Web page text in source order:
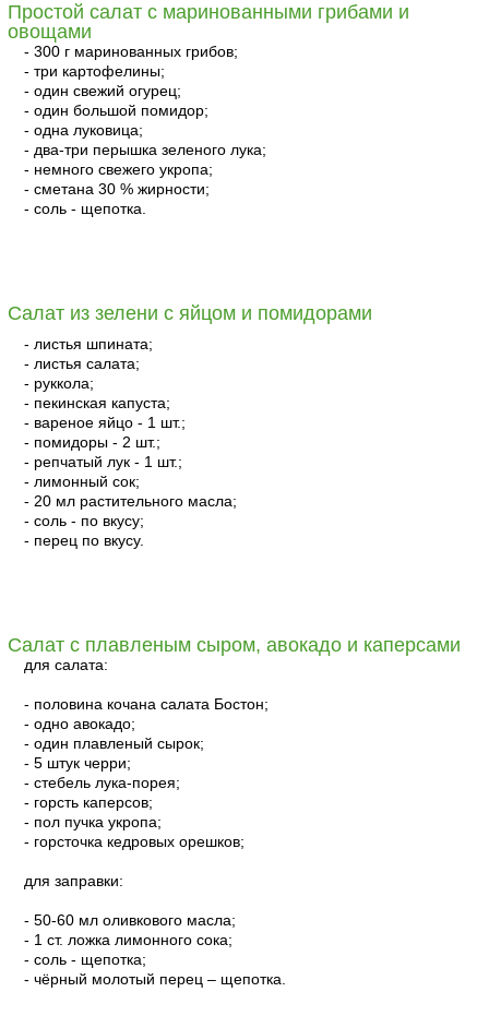
Простой салат с маринованными грибами и
овощами
- 300 г маринованных грибов;
- три картофелины;
- один свежий огурец;
- один большой помидор;
- одна луковица;
- два-три перышка зеленого лука;
- немного свежего укропа;
- сметана 30 % жирности;
- соль - щепотка.
Салат из зелени с яйцом и помидорами
- листья шпината;
- листья салата;
- руккола;
- пекинская капуста;
- вареное яйцо - 1 шт.;
- помидоры - 2 шт.;
- репчатый лук - 1 шт.;
- лимонный сок;
- 20 мл растительного масла;
- соль - по вкусу;
- перец по вкусу.
Салат с плавленым сыром, авокадо и каперсами
для салата:
- половина кочана салата Бостон;
- одно авокадо;
- один плавленый сырок;
- 5 штук черри;
- стебель лука-порея;
- горсть каперсов;
- пол пучка укропа;
- горсточка кедровых орешков;
для заправки:
- 50-60 мл оливкового масла;
- 1 ст. ложка лимонного сока;
- соль - щепотка;
- чёрный молотый перец – щепотка.